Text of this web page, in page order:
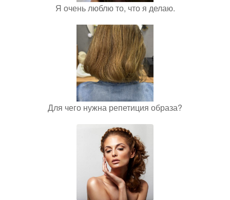
Я очень люблю то, что я делаю.
Для чего нужна репетиция образа?